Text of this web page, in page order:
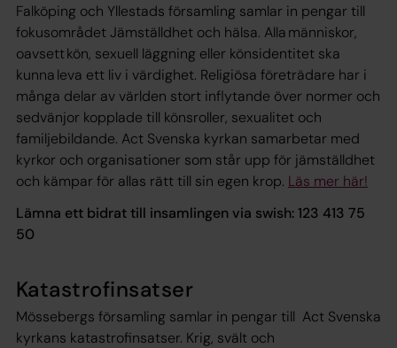
Falköping och Yllestads församling samlar in pengar till
fokusområdet Jämställdhet och hälsa. Alla människor,
oavsett kön, sexuell läggning eller könsidentitet ska
kunna leva ett liv i värdighet. Religiösa företrädare har i
många delar av världen stort inflytande över normer och
sedvänjor kopplade till könsroller, sexualitet och
familjebildande. Act Svenska kyrkan samarbetar med
kyrkor och organisationer som står upp för jämställdhet
och kämpar för allas rätt till sin egen krop. Läs mer här!
Lämna ett bidrat till insamlingen via swish: 123 413 75
50
Katastrofinsatser
Mössebergs församling samlar in pengar till Act Svenska
kyrkans katastrofinsatser. Krig, svält och